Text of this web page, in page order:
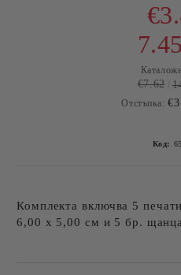
€7.62
Отстъпка:
Код:
Комплекта включва 5
6,00 х 5,00 см и 5 бр. щанца